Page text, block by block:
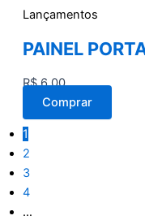
Lançamentos
PAINEL
R$6,00
Comprar
1
2
3
4
…